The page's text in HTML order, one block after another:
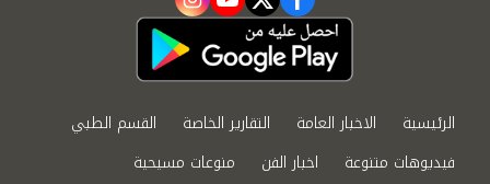
facebook
twitter
youtube
instagram
الرئيسية الاخبار العامة التقارير الخاصة
القسم الطبي
فيديوهات متنوعة
اخبار الفن منوعات مسيحية